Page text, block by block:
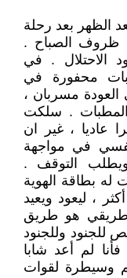
الظهر بعد رحلة
ظروف الصباح .
الاحتلال . في
محفورة في
مسربان ،
. سلكت
عاديا ، غير ان
في مواجهة
التوقف .
بطاقة الهوية
، ليعود ويعيد
طريقي هو طريق
للجنود وللجنود
لم أعد شابا
وسيطرة لقوات